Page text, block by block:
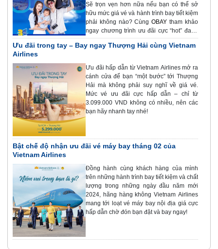
Sẽ trọn vẹn hơn nữa nếu bạn có thể sở
hữu mức giá vé và hành trình bay tiết kiệm
phải không nào? Cùng OBAY tham khảo
ngay chương trình ưu đãi cực “hot” đang
được Vietravel Airlines triển khai nhé.
Ưu đãi trong tay – Bay ngay Thượng Hải cùng Vietnam
Airlines
Ưu đãi hấp dẫn từ Vietnam Airlines mở ra
cánh cửa để bạn “một bước” tới Thượng
Hải mà không phải suy nghĩ về giá vé.
Mức vé ưu đãi cực hấp dẫn – chỉ từ
3.099.000 VND không có nhiều, nên các
bạn hãy nhanh tay nhé!
Bật chế độ nhận ưu đãi vé máy bay tháng 02 của
Vietnam Airlines
Đồng hành cùng khách hàng của mình
trên những hành trình bay tiết kiệm và chất
lượng trong những ngày đầu năm mới
2024, hãng hàng không Vietnam Airlines
mang tới loạt vé máy bay nội địa giá cực
hấp dẫn chờ đón bạn đặt và bay ngay!